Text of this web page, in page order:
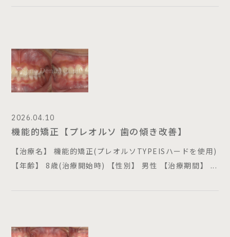
2026.04.10
機能的矯正【プレオルソ 歯の傾き改善】
【治療名】 機能的矯正(プレオルソTYPEISハードを使用)
【年齢】 8歳(治療開始時) 【性別】 男性 【治療期間】 ...